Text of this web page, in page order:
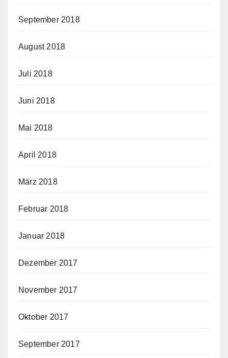
September 2018
August 2018
Juli 2018
Juni 2018
Mai 2018
April 2018
März 2018
Februar 2018
Januar 2018
Dezember 2017
November 2017
Oktober 2017
September 2017